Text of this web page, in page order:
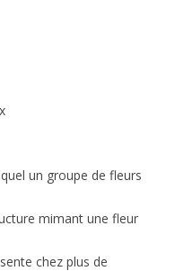
un groupe de fleurs
mimant une fleur
chez plus de